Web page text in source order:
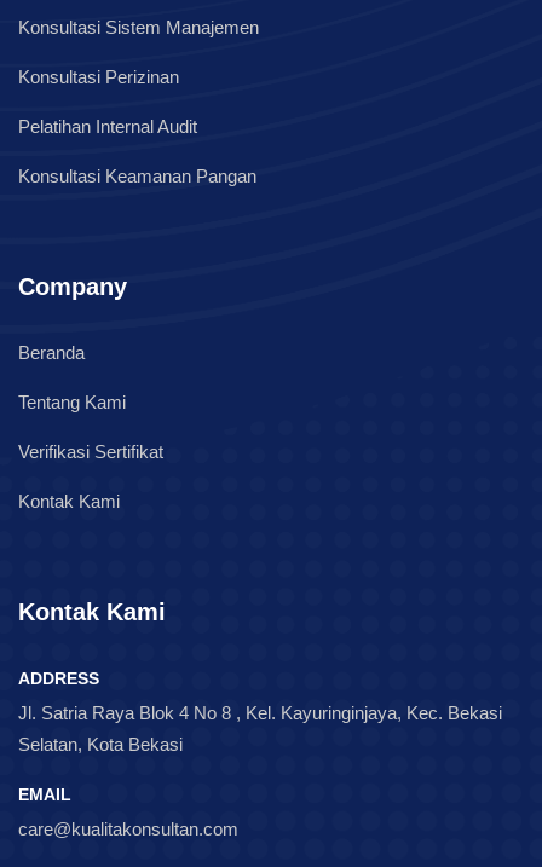
Konsultasi Sistem Manajemen
Konsultasi Perizinan
Pelatihan Internal Audit
Konsultasi Keamanan Pangan
Company
Beranda
Tentang Kami
Verifikasi Sertifikat
Kontak Kami
Kontak Kami
ADDRESS
Jl. Satria Raya Blok 4 No 8 , Kel. Kayuringinjaya, Kec. Bekasi
Selatan, Kota Bekasi
EMAIL
care@kualitakonsultan.com